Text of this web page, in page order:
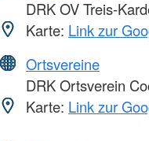
DRK OV Treis-
Karte: Link zur
Ortsvereine
DRK Ortsverein
Karte: Link zur